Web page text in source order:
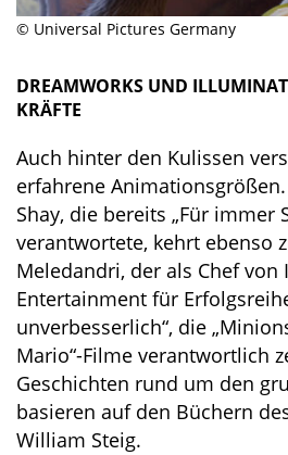
© Universal Pictures Germany
DREAMWORKS UND
KRÄFTE
Auch hinter den Kulissen
erfahrene
Shay, die bereits „Für immer
verantwortete, kehrt ebenso
Meledandri, der als Chef
Entertainment für
unverbesserlich“, die
Mario“-Filme verantwortlich
Geschichten rund um den
basieren auf den Büchern
William Steig.